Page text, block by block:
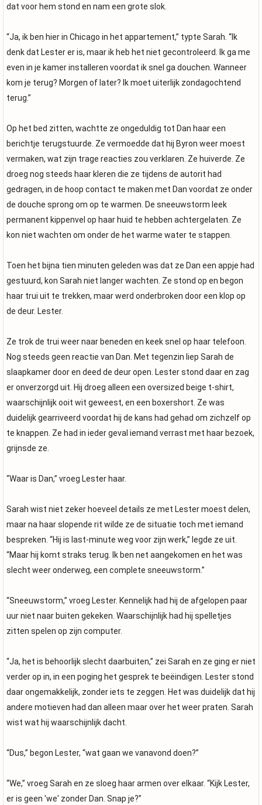
dat voor hem stond en nam een grote slok.
“Ja, ik ben hier in Chicago in het appartement,” typte Sarah. “Ik
denk dat Lester er is, maar ik heb het niet gecontroleerd. Ik ga me
even in je kamer installeren voordat ik snel ga douchen. Wanneer
kom je terug? Morgen of later? Ik moet uiterlijk zondagochtend
terug.”
Op het bed zitten, wachtte ze ongeduldig tot Dan haar een
berichtje terugstuurde. Ze vermoedde dat hij Byron weer moest
vermaken, wat zijn trage reacties zou verklaren. Ze huiverde. Ze
droeg nog steeds haar kleren die ze tijdens de autorit had
gedragen, in de hoop contact te maken met Dan voordat ze onder
de douche sprong om op te warmen. De sneeuwstorm leek
permanent kippenvel op haar huid te hebben achtergelaten. Ze
kon niet wachten om onder de het warme water te stappen.
Toen het bijna tien minuten geleden was dat ze Dan een appje had
gestuurd, kon Sarah niet langer wachten. Ze stond op en begon
haar trui uit te trekken, maar werd onderbroken door een klop op
de deur. Lester.
Ze trok de trui weer naar beneden en keek snel op haar telefoon.
Nog steeds geen reactie van Dan. Met tegenzin liep Sarah de
slaapkamer door en deed de deur open. Lester stond daar en zag
er onverzorgd uit. Hij droeg alleen een oversized beige t-shirt,
waarschijnlijk ooit wit geweest, en een boxershort. Ze was
duidelijk gearriveerd voordat hij de kans had gehad om zichzelf op
te knappen. Ze had in ieder geval iemand verrast met haar bezoek,
grijnsde ze.
“Waar is Dan,” vroeg Lester haar.
Sarah wist niet zeker hoeveel details ze met Lester moest delen,
maar na haar slopende rit wilde ze de situatie toch met iemand
bespreken. “Hij is last-minute weg voor zijn werk,” legde ze uit.
“Maar hij komt straks terug. Ik ben net aangekomen en het was
slecht weer onderweg, een complete sneeuwstorm.”
“Sneeuwstorm,” vroeg Lester. Kennelijk had hij de afgelopen paar
uur niet naar buiten gekeken. Waarschijnlijk had hij spelletjes
zitten spelen op zijn computer.
“Ja, het is behoorlijk slecht daarbuiten,” zei Sarah en ze ging er niet
verder op in, in een poging het gesprek te beëindigen. Lester stond
daar ongemakkelijk, zonder iets te zeggen. Het was duidelijk dat hij
andere motieven had dan alleen maar over het weer praten. Sarah
wist wat hij waarschijnlijk dacht.
“Dus,” begon Lester, “wat gaan we vanavond doen?”
“We,” vroeg Sarah en ze sloeg haar armen over elkaar. “Kijk Lester,
er is geen 'we' zonder Dan. Snap je?”